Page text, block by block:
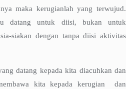
maka kerugianlah yang terwujud.
datang untuk diisi, bukan untuk
siakan dengan tanpa diisi aktivitas
datang kepada kita diacuhkan dan
kita kepada kerugian dan